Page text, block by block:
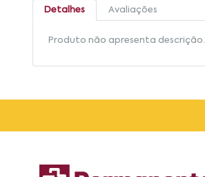
Detalhes Avaliações
Produto não apresenta descrição.